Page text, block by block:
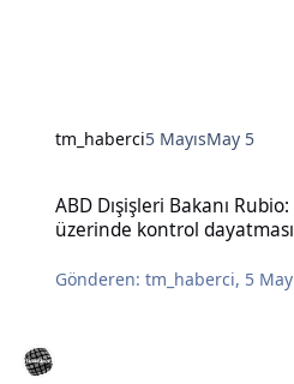
tm_haberci5 MayısMay 5
ABD Dışişleri Bakanı
üzerinde kontrol
Gönderen:tm_haberci, 5